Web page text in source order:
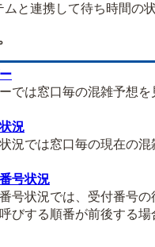
ムと連携して待ち時間の
では窓口毎の混雑予想を
況
況では窓口毎の現在の混
号状況
号状況では、受付番号の
びする順番が前後する場